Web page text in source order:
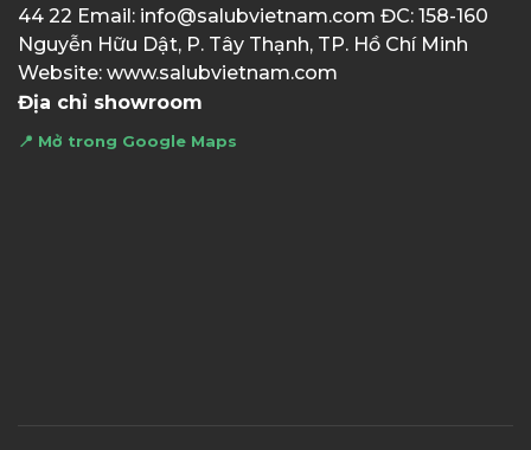
44 22 Email: info@salubvietnam.com ĐC: 158-160
Nguyễn Hữu Dật, P. Tây Thạnh, TP. Hồ Chí Minh
Website: www.salubvietnam.com
Địa chỉ showroom
📍 Mở trong Google Maps